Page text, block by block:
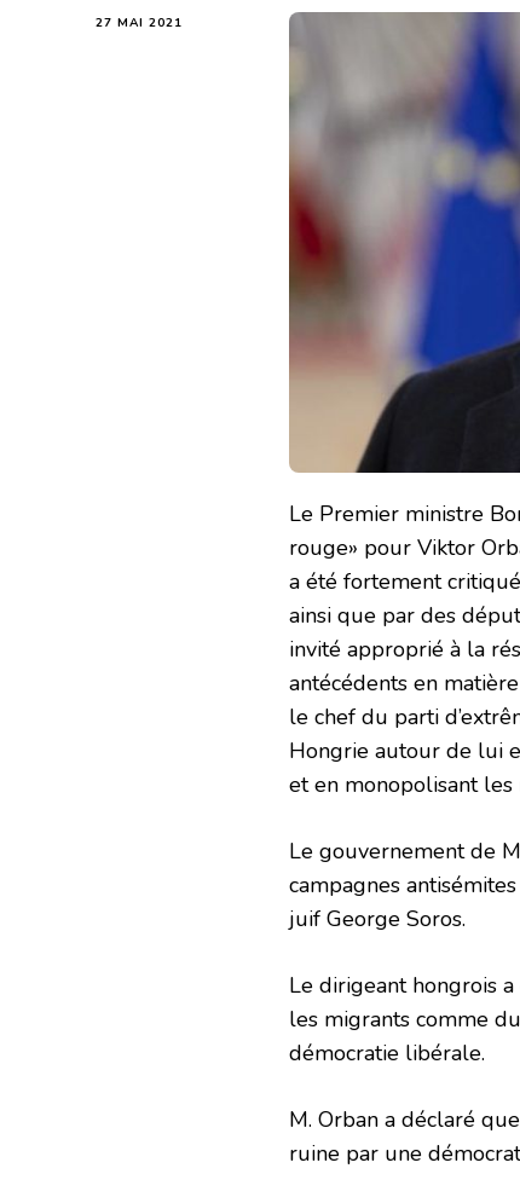
27 MAI 2021
Le Premier ministre
rouge» pour Viktor
a été fortement
ainsi que par des
invité approprié à la
antécédents en
le chef du parti
Hongrie autour de lui
et en monopolisant les
Le gouvernement de
campagnes
juif George Soros.
Le dirigeant hongrois
les migrants comme
démocratie libérale.
M. Orban a déclaré
ruine par une